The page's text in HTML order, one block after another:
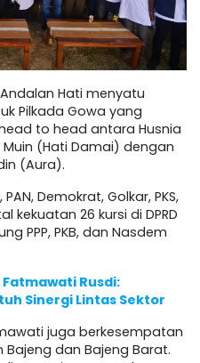
Hati menyatu
Pilkada Gowa yang
to head antara Husnia
(Hati Damai) dengan
(Aura).
Demokrat, Golkar, PKS,
kekuatan 26 kursi di DPRD
PPP, PKB, dan Nasdem
Rusdi:
Sinergi Lintas Sektor
juga berkesempatan
dan Bajeng Barat.